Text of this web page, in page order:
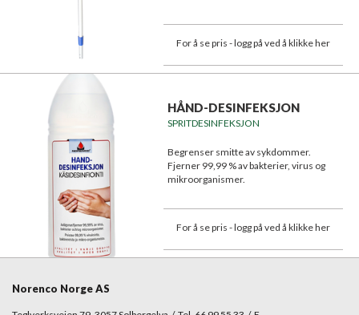
For å se pris - logg på ved å klikke her
HÅND-DESINFEKSJON
SPRITDESINFEKSJON
Begrenser smitte av sykdommer.
Fjerner 99,99 % av bakterier, virus og
mikroorganismer.
For å se pris - logg på ved å klikke her
Norenco Norge AS